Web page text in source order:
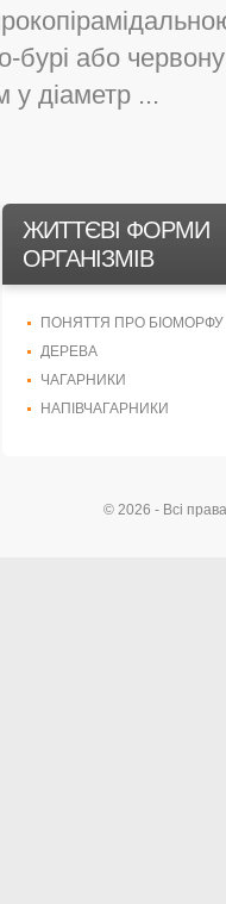
бурі або
у діаметр ...
ЖИТТЄВІ ФОРМИ
ОРГАНІЗМІВ
ПОНЯТТЯ ПРО БІОМОРФУ
ДЕРЕВА
ЧАГАРНИКИ
НАПІВЧАГАРНИКИ
© 2026 - Всі